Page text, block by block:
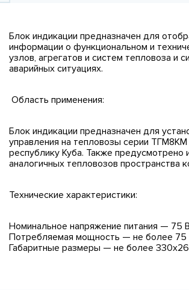
Блок индикации предназначен для
информации о функциональном и
узлов, агрегатов и систем тепловоза и
аварийных ситуациях.
Область применения:
Блок индикации предназначен для
управления на тепловозы серии ТГМ8КМ
республику Куба. Также предусмотрено
аналогичных тепловозов пространства
Технические характеристики:
Номинальное напряжение питания — 75
Потребляемая мощность — не более 75
Габаритные размеры — не более